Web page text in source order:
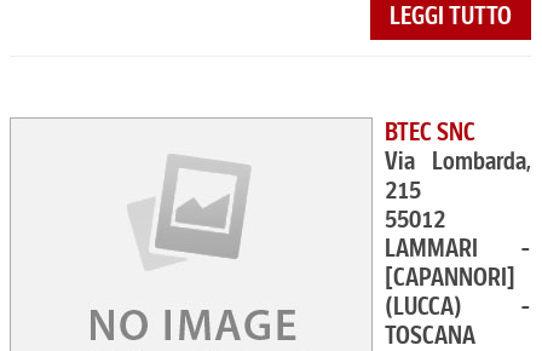
LEGGI TUTTO
BTEC SNC
Via Lombarda,
215
55012
LAMMARI -
[CAPANNORI]
(LUCCA) -
TOSCANA